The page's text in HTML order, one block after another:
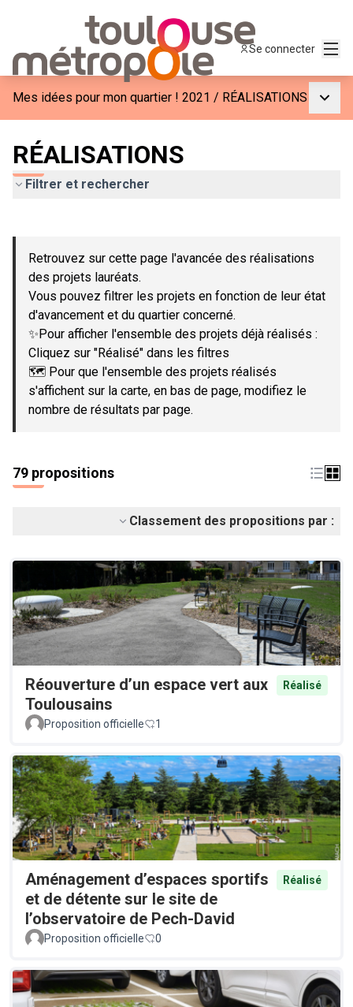
Se connecter
Mes idées pour mon quartier ! 2021 / RÉALISATIONS
RÉALISATIONS
Filtrer et rechercher
−
Retrouvez sur cette page l'avancée des réalisations
des projets lauréats.
Vous pouvez filtrer les projets en fonction de leur état
d'avancement et du quartier concerné.
✨Pour afficher l'ensemble des projets déjà réalisés :
Cliquez sur "Réalisé" dans les filtres
🗺️ Pour que l'ensemble des projets réalisés
s'affichent sur la carte, en bas de page, modifiez le
nombre de résultats par page.
79 propositions
Classement des propositions par :
Réouverture d’un espace vert aux
Toulousains
Réalisé
Proposition officielle 1
Aménagement d’espaces sportifs
et de détente sur le site de
l’observatoire de Pech-David
Réalisé
Proposition officielle 0